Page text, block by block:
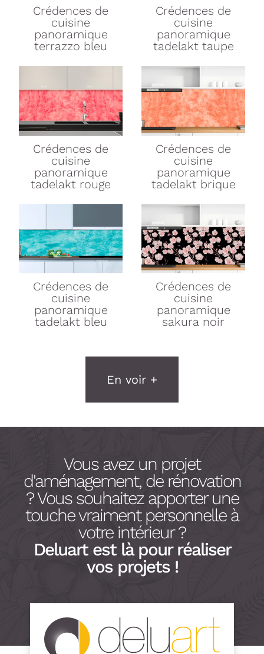
Crédences de
cuisine
panoramique
terrazzo bleu
Crédences de
cuisine
panoramique
tadelakt taupe
Crédences de
cuisine
panoramique
tadelakt rouge
Crédences de
cuisine
panoramique
tadelakt brique
Crédences de
cuisine
panoramique
tadelakt bleu
Crédences de
cuisine
panoramique
sakura noir
En voir +
Vous avez un projet
d'aménagement, de rénovation
? Vous souhaitez apporter une
touche vraiment personnelle à
votre intérieur ?
Deluart est là pour réaliser
vos projets !